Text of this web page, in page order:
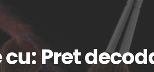
Pret